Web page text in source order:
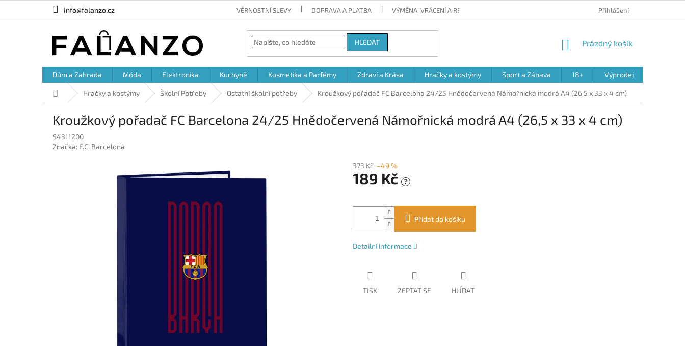
info@falanzo.cz VĚRNOSTNÍ SLEVY DOPRAVA A PLATBA VÝMĚNA, VRÁCENÍ A REKLAMACE PRODUKTŮ OBCHODNÍ PODMÍNKYPřihlášení
HLEDAT
NÁKUPNÍ
Prázdný košík
Dům a Zahrada Móda Elektronika Kuchyně Kosmetika a Parfémy Zdraví a Krása Hračky a kostýmy Sport a Zábava 18+ Výprodej
Domů Hračky a kostýmy Školní Potřeby Ostatní školní potřeby Kroužkový pořadač FC Barcelona 24/25 Hnědočervená Námořnická modrá A4 (26,5 x 33 x 4 cm)
Kroužkový pořadač FC Barcelona 24/25 Hnědočervená Námořnická modrá A4 (26,5 x 33 x 4 cm)
S4311200
Značka: F.C. Barcelona
373 Kč –49 %
189 Kč ?
cena:
Přidat do košíku
Detailní informace
TISK ZEPTAT SE HLÍDAT